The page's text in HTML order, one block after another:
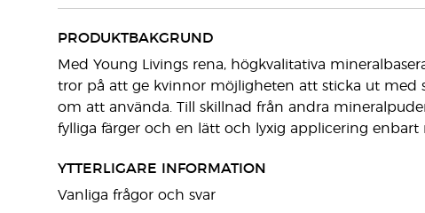
PRODUKTBAKGRUND
Med Young Livings rena, högkvalitativa
tror på att ge kvinnor möjligheten att sticka ut med
om att använda. Till skillnad från andra
fylliga färger och en lätt och lyxig applicering
YTTERLIGARE INFORMATION
Vanliga frågor och svar